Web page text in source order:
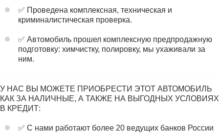
✅ Проведена комплексная, техническая и
криминалистическая проверка.
✅ Автомобиль прошел комплексную предпродажную
подготовку: химчистку, полировку, мы ухаживали за
ним.
У НАС ВЫ МОЖЕТЕ ПРИОБРЕСТИ ЭТОТ АВТОМОБИЛЬ
КАК ЗА НАЛИЧНЫЕ, А ТАКЖЕ НА ВЫГОДНЫХ УСЛОВИЯХ
В КРЕДИТ:
✅ С нами работают более 20 ведущих банков России